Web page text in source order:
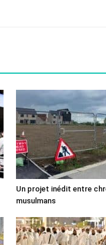
Un projet inédit entre
musulmans